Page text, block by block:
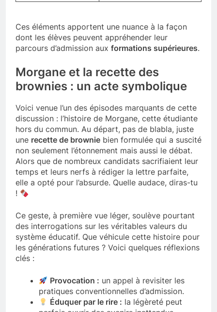
Ces éléments apportent une nuance à la façon
dont les élèves peuvent appréhender leur
parcours d’admission aux formations supérieures.
Morgane et la recette des
brownies : un acte symbolique
Voici venue l’un des épisodes marquants de cette
discussion : l’histoire de Morgane, cette étudiante
hors du commun. Au départ, pas de blabla, juste
une recette de brownie bien formulée qui a suscité
non seulement l’étonnement mais aussi le débat.
Alors que de nombreux candidats sacrifiaient leur
temps et leurs nerfs à rédiger la lettre parfaite,
elle a opté pour l’absurde. Quelle audace, diras-tu
!
Ce geste, à première vue léger, soulève pourtant
des interrogations sur les véritables valeurs du
système éducatif. Que véhicule cette histoire pour
les générations futures ? Voici quelques réflexions
clés :
Provocation : un appel à revisiter les
pratiques conventionnelles d’admission.
Éduquer par le rire : la légèreté peut